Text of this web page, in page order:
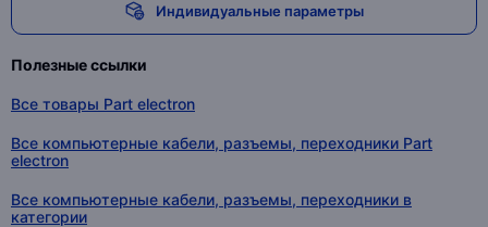
Индивидуальные параметры
Полезные ссылки
Все товары Part electron
Все компьютерные кабели, разъемы, переходники Part
electron
Все компьютерные кабели, разъемы, переходники в
категории